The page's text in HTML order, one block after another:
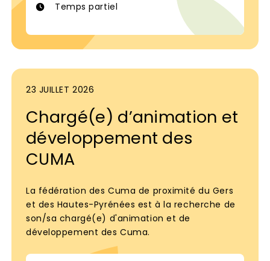
Temps partiel
23 JUILLET 2026
Chargé(e) d’animation et
développement des
CUMA
La fédération des Cuma de proximité du Gers
et des Hautes-Pyrénées est à la recherche de
son/sa chargé(e) d'animation et de
développement des Cuma.